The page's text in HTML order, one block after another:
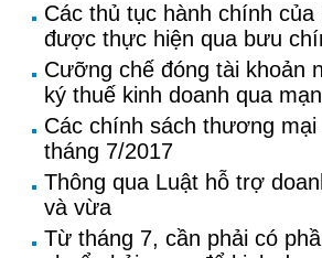
Các thủ tục hành chính của
được thực hiện qua bưu
Cưỡng chế đóng tài khoản
ký thuế kinh doanh qua
Các chính sách thương
tháng 7/2017
Thông qua Luật hỗ trợ
và vừa
Từ tháng 7, cần phải có